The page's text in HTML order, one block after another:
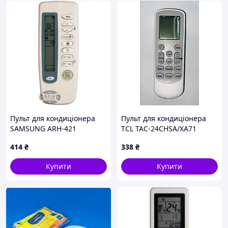
Пульт для кондиціонера
SAMSUNG ARH-421
414 ₴
Купити
Пульт для кондиціонера
TCL TAC-24CHSA/XA71
338 ₴
Купити